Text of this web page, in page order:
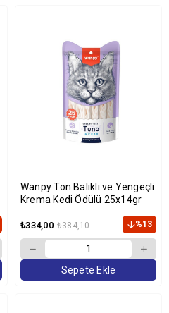
Wanpy Ton Balıklı ve Yengeçli
Krema Kedi Ödülü 25x14gr
₺334,00 ₺384,10 %13
Sepete Ekle